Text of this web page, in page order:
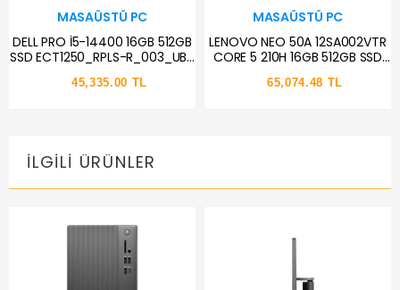
MASAÜSTÜ PC
DELL PRO İ5-14400 16GB 512GB
SSD ECT1250_RPLS-R_003_UBU
45,335.00 TL
MASAÜSTÜ PC
LENOVO NEO 50A 12SA002VTR
CORE 5 210H 16GB 512GB SSD
65,074.48 TL
İLGILI ÜRÜNLER